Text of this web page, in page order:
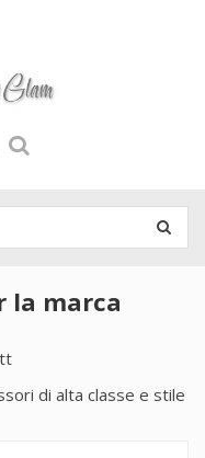
la marca
di alta classe e stile